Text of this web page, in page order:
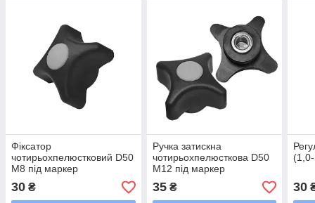
Фіксатор
чотирьохпелюстковий D50
M8 під маркер
30 ₴
Ручка затискна
чотирьохпелюсткова D50
M12 під маркер
35₴ 30